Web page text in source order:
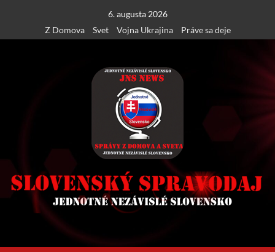
content
6. augusta 2026
Z Domova
Svet Vojna Ukrajina Práve sa deje